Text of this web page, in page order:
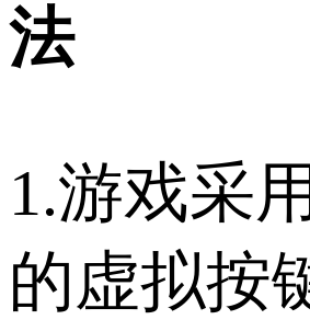
法
1.游戏采
的虚拟按